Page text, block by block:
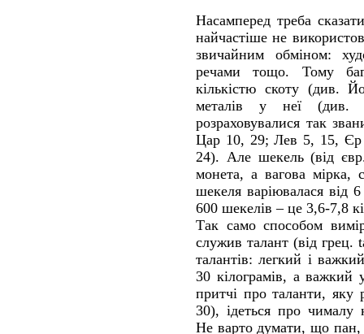
Насамперед треба
найчастіше не
звичайним обміном:
речами тощо. Тому
кількістю скоту (див.
металів у неї
розраховувалися так
Цар 10, 29; Лев 5, 15, Єр
24). Але шекель (від
монета, а вагова мірка,
шекеля варіювалася від
600 шекелів – це 3,6-7,8
Так само способом
служив талант (від грец.
талантів: легкий і
30 кілограмів, а
притчі про таланти,
30), ідеться про чималу
Не варто думати, що пан,